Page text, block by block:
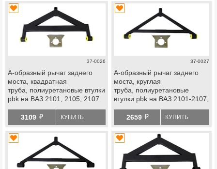
37-0026
А-образный рычаг заднего
моста, квадратная
труба, полиуретановые втулки
pbk на ВАЗ 2101, 2105, 2107
3109 й КУПИТЬ
37-0027
А-образный рычаг заднего
моста, круглая
труба, полиуретановые
втулки pbk на ВАЗ 2101-2107,
2659 й КУПИТЬ